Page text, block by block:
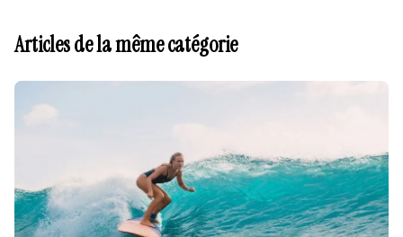
Articles de la même catégorie